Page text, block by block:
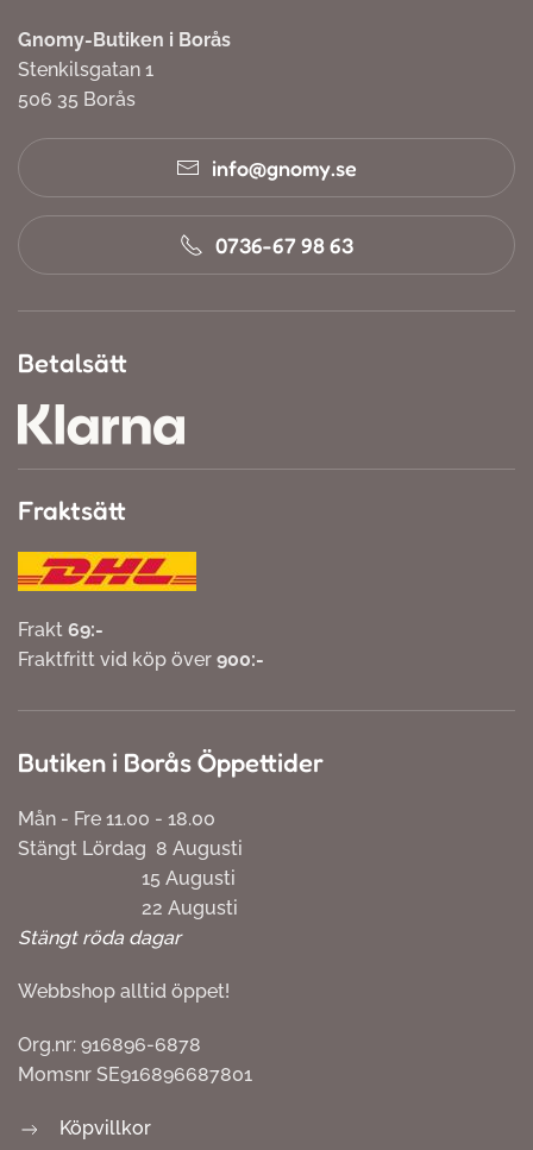
Gnomy-Butiken i Borås
Stenkilsgatan 1
506 35 Borås
info@gnomy.se
0736-67 98 63
Betalsätt
Fraktsätt
Frakt 69:-
Fraktfritt vid köp över 900:-
Butiken i Borås Öppettider
Mån - Fre 11.00 - 18.00
Stängt Lördag 8 Augusti
15 Augusti
22 Augusti
Stängt röda dagar
Webbshop alltid öppet!
Org.nr: 916896-6878
Momsnr SE916896687801
Köpvillkor